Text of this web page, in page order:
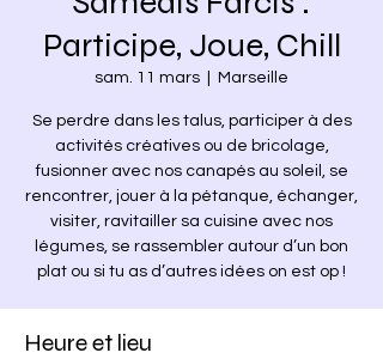
Participe, Joue, Chill
sam. 11 mars Marseille
Se perdre dans les talus, participer à des
activités créatives ou de bricolage,
fusionner avec nos canapés au soleil, se
rencontrer, jouer à la pétanque, échanger,
visiter, ravitailler sa cuisine avec nos
légumes, se rassembler autour d’un bon
plat ou si tu as d’autres idées on est op !
Heure et lieu